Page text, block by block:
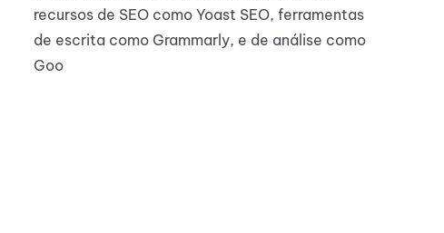
recursos de SEO como Yoast SEO, ferramentas
de escrita como Grammarly, e de análise como
Goo